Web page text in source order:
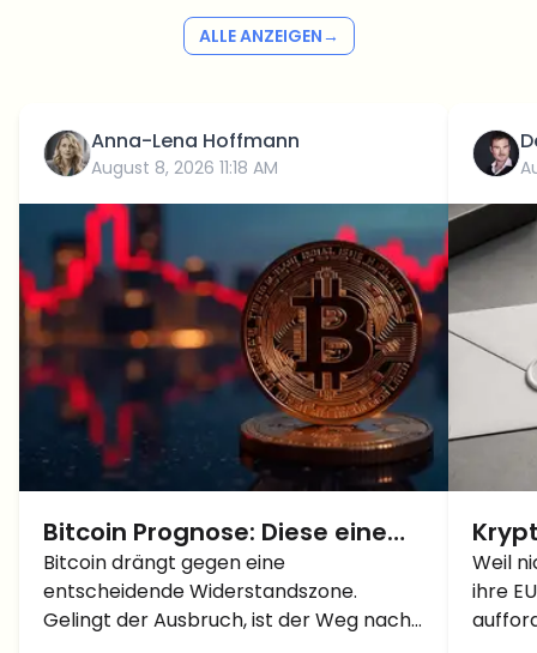
ALLE ANZEIGEN→
Anna-Lena Hoffmann
August 8, 2026 11:18 AM
Bitcoin Prognose: Diese eine
Marke entscheidet über den
nächsten großen Kurssprung
Bitcoin drängt gegen eine
entscheidende Widerstandszone.
Gelingt der Ausbruch, ist der Weg nach
du
Weil
ihre